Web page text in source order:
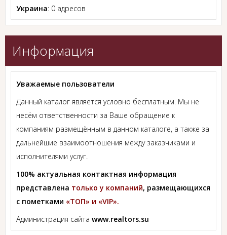
Украина: 0 адресов
Информация
Уважаемые пользователи
Данный каталог является условно бесплатным. Мы не
несём ответственности за Ваше обращение к
компаниям размещённым в данном каталоге, а также за
дальнейшие взаимоотношения между заказчиками и
исполнителями услуг.
100% актуальная контактная информация
представлена только у компаний, размещающихся
с пометками «ТОП» и «VIP».
Администрация сайта www.realtors.su